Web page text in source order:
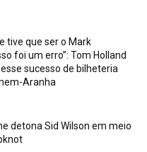
tive que ser o Mark
foi um erro”: Tom Holland
sucesso de bilheteria
Aranha
detona Sid Wilson em meio